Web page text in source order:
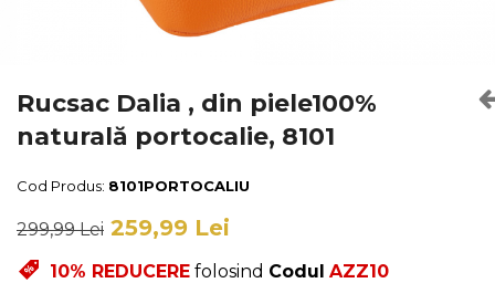
Genți Albastre
Genți Argintii
Genți Bej
Genți Bordo
Genți Cafenii
Rucsac Dalia , din piele100%
naturală portocalie, 8101
Cod Produs: 8101PORTOCALIU
299,99 Lei 259,99 Lei
10% REDUCERE folosind Codul AZZ10